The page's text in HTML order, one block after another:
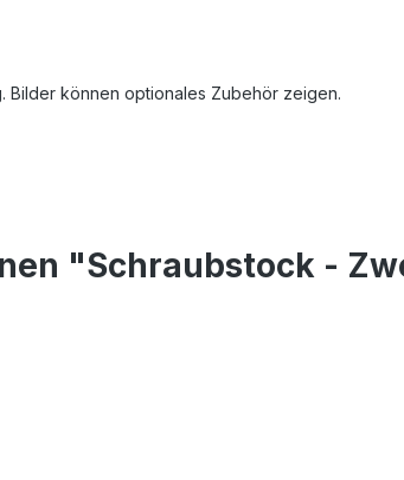
Bilder können optionales Zubehör zeigen.
"Schraubstock -